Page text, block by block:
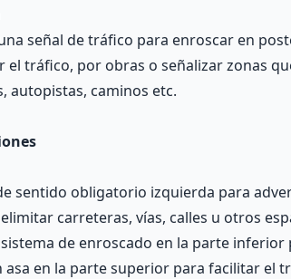
señal de tráfico para enroscar en
el tráfico, por obras o señalizar zonas
autopistas, caminos etc.
sentido obligatorio izquierda para
carreteras, vías, calles u otros
de enroscado en la parte inferior
asa en la parte superior para facilitar el